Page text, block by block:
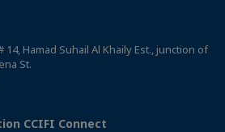
14, Hamad Suhail Al Khaily Est., junction of
St.
CCIFI Connect